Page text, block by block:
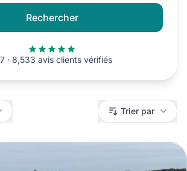
Rechercher
· 8,533 avis clients vérifiés
Trier par